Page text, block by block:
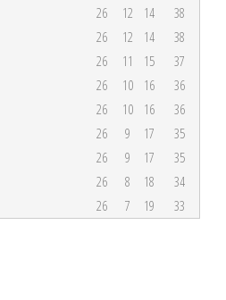
26 12 14
38
26 12 14
38
26 11 15
37
26 10 16
36
26 10 16
36
26 9 17
35
26 9 17
35
26 8 18
34
26 7 19 33